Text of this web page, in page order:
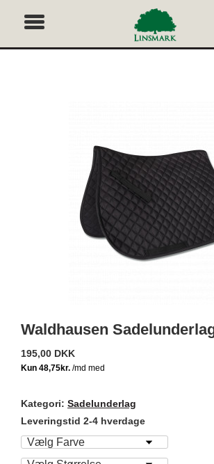
Waldhausen
195,00 DKK
Kategori: Sadelunderlag
Leveringstid 2-4 hverdage